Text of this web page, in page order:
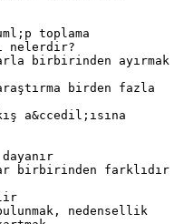
toplama
nelerdir?
birbirinden ayırmak
birden fazla
a&ccedil;ısına
birbirinden farklıdır
nedensellik